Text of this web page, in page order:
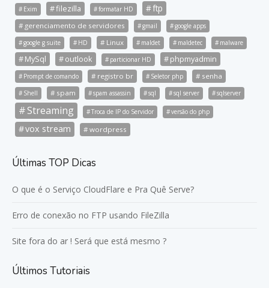
Exim filezilla formatar HD ftp
gerenciamento de servidores gmail
google apps
google g suite
HD Linux maldet maldetec malware
MySql outlook particionar HD phpmyadmin
Prompt de comando registro br Seletor php senha
Shell spam spam assassin sql sql server sqlserver
Streaming Troca de IP do Servidor versão do php
vox stream wordpress
Últimas TOP Dicas
O que é o Serviço CloudFlare e Pra Quê Serve?
Erro de conexão no FTP usando FileZilla
Site fora do ar ! Será que está mesmo ?
Últimos Tutoriais